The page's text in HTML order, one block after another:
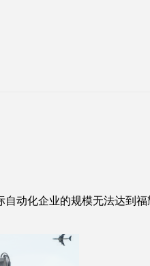
动化企业的规模无法达到